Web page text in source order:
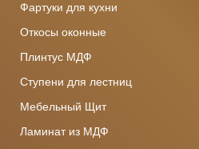
Фартуки для кухни
Откосы оконные
Плинтус МДФ
Ступени для лестниц
Мебельный Щит
Ламинат из МДФ